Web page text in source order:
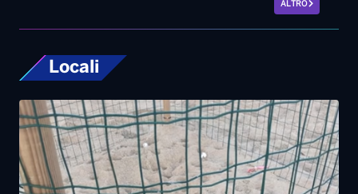
ALTRO
Locali